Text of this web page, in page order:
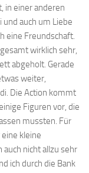
in einer anderen
und auch um Liebe
eine Freundschaft.
wirklich sehr,
abgeholt. Gerade
weiter,
Die Action kommt
Figuren vor, die
mussten. Für
kleine
nicht allzu sehr
ich durch die Bank